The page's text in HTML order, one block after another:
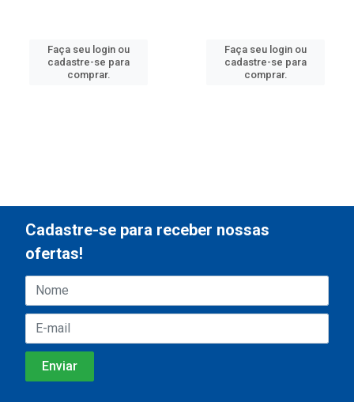
Faça seu login ou
cadastre-se para
comprar.
Faça seu login ou
cadastre-se para
comprar.
Cadastre-se para receber nossas
ofertas!